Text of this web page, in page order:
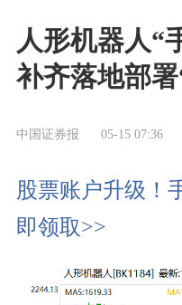
人形机器人“
补齐落地部
中国证券报 05-15 07:36
股票账户升级！
即领取>>